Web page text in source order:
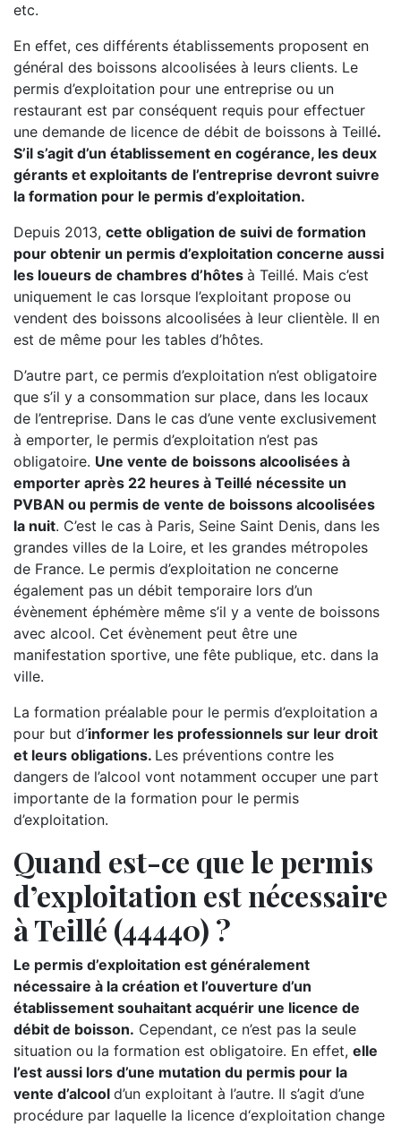
etc.
En effet, ces différents établissements proposent en
général des boissons alcoolisées à leurs clients. Le
permis d’exploitation pour une entreprise ou un
restaurant est par conséquent requis pour effectuer
une demande de licence de débit de boissons à Teillé.
S’il s’agit d’un établissement en cogérance, les deux
gérants et exploitants de l’entreprise devront suivre
la formation pour le permis d’exploitation.
Depuis 2013, cette obligation de suivi de formation
pour obtenir un permis d’exploitation concerne aussi
les loueurs de chambres d’hôtes à Teillé. Mais c’est
uniquement le cas lorsque l’exploitant propose ou
vendent des boissons alcoolisées à leur clientèle. Il en
est de même pour les tables d’hôtes.
D’autre part, ce permis d’exploitation n’est obligatoire
que s’il y a consommation sur place, dans les locaux
de l’entreprise. Dans le cas d’une vente exclusivement
à emporter, le permis d’exploitation n’est pas
obligatoire. Une vente de boissons alcoolisées à
emporter après 22 heures à Teillé nécessite un
PVBAN ou permis de vente de boissons alcoolisées
la nuit. C’est le cas à Paris, Seine Saint Denis, dans les
grandes villes de la Loire, et les grandes métropoles
de France. Le permis d’exploitation ne concerne
également pas un débit temporaire lors d’un
évènement éphémère même s’il y a vente de boissons
avec alcool. Cet évènement peut être une
manifestation sportive, une fête publique, etc. dans la
ville.
La formation préalable pour le permis d’exploitation a
pour but d’informer les professionnels sur leur droit
et leurs obligations. Les préventions contre les
dangers de l’alcool vont notamment occuper une part
importante de la formation pour le permis
d’exploitation.
Quand est-ce que le permis
d’exploitation est nécessaire
à Teillé (44440) ?
Le permis d’exploitation est généralement
nécessaire à la création et l’ouverture d’un
établissement souhaitant acquérir une licence de
débit de boisson. Cependant, ce n’est pas la seule
situation ou la formation est obligatoire. En effet, elle
l’est aussi lors d’une mutation du permis pour la
vente d’alcool d’un exploitant à l’autre. Il s’agit d’une
procédure par laquelle la licence d‘exploitation change